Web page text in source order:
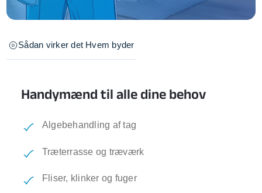
Sådan virker det Hvem byder
Handymænd til alle dine behov
Algebehandling af tag
Træterrasse og træværk
Fliser, klinker og fuger